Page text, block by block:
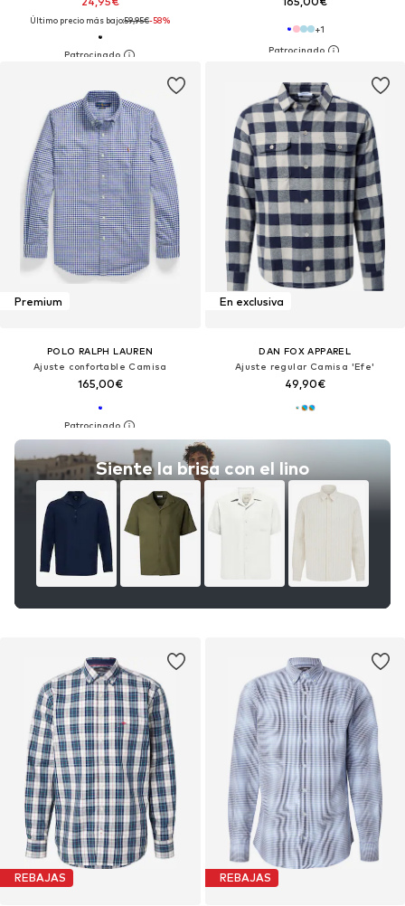
Último precio más bajo:59,95€-58%
+1
Premium
POLO RALPH LAUREN
Ajuste confortable Camisa
165,00€
Siente la brisa con el lino
En exclusiva
DAN FOX APPAREL
Ajuste regular Camisa 'Efe'
49,90€
REBAJAS REBAJAS